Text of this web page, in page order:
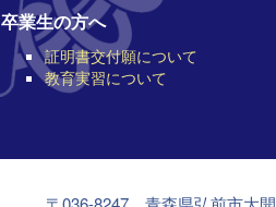
卒業生の方へ
証明書交付願について
教育実習について